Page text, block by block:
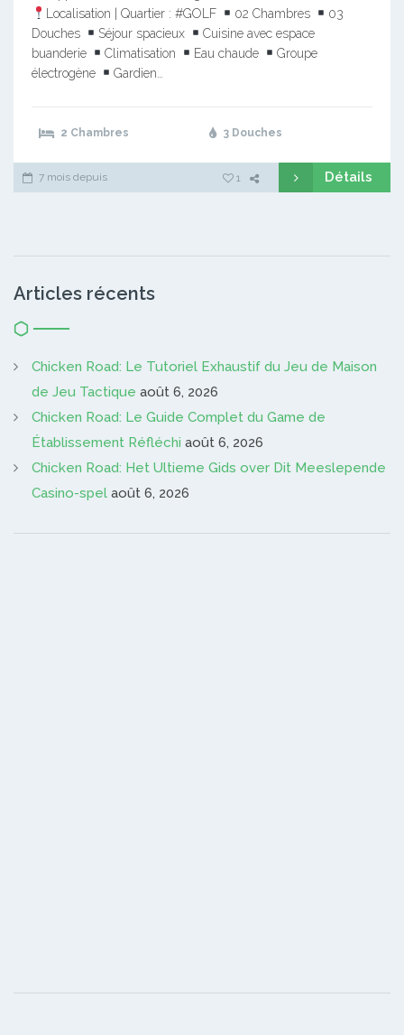
Localisation | Quartier : #GOLF
02 Chambres
03
Douches
Séjour spacieux
Cuisine avec espace
buanderie
Climatisation Eau chaude
Groupe
électrogène
Gardien…
2 Chambres 3 Douches
7 mois depuis 1 Détails
Articles récents
Chicken Road: Le Tutoriel Exhaustif du Jeu de Maison
de Jeu Tactique août 6, 2026
Chicken Road: Le Guide Complet du Game de
Établissement Réfléchi août 6, 2026
Chicken Road: Het Ultieme Gids over Dit Meeslepende
Casino-spel août 6, 2026